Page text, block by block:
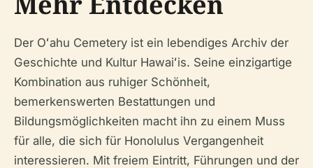
Der Oʻahu Cemetery ist ein lebendiges Archiv der
Geschichte und Kultur Hawaiʻis. Seine einzigartige
Kombination aus ruhiger Schönheit,
bemerkenswerten Bestattungen und
Bildungsmöglichkeiten macht ihn zu einem Muss
für alle, die sich für Honolulus Vergangenheit
interessieren. Mit freiem Eintritt, Führungen und der